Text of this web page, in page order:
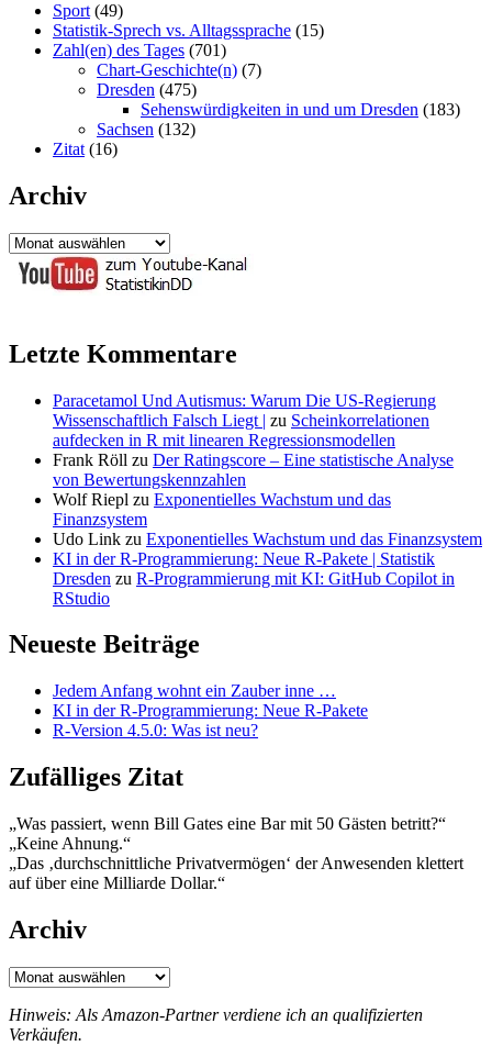
Sport (49)
Statistik-Sprech vs. Alltagssprache (15)
Zahl(en) des Tages (701)
Chart-Geschichte(n) (7)
Dresden (475)
Sehenswürdigkeiten in und um Dresden (183)
Sachsen (132)
Zitat (16)
Archiv
Archiv
Letzte Kommentare
Paracetamol Und Autismus: Warum Die US-Regierung
Wissenschaftlich Falsch Liegt | zu Scheinkorrelationen
aufdecken in R mit linearen Regressionsmodellen
Frank Röll zu Der Ratingscore – Eine statistische Analyse
von Bewertungskennzahlen
Wolf Riepl zu Exponentielles Wachstum und das
Finanzsystem
Udo Link zu Exponentielles Wachstum und das Finanzsystem
KI in der R-Programmierung: Neue R-Pakete | Statistik
Dresden zu R-Programmierung mit KI: GitHub Copilot in
RStudio
Neueste Beiträge
Jedem Anfang wohnt ein Zauber inne …
KI in der R-Programmierung: Neue R-Pakete
R-Version 4.5.0: Was ist neu?
Zufälliges Zitat
„Was passiert, wenn Bill Gates eine Bar mit 50 Gästen betritt?“
„Keine Ahnung.“
„Das ‚durchschnittliche Privatvermögen‘ der Anwesenden klettert
auf über eine Milliarde Dollar.“
Archiv
Archiv
Hinweis: Als Amazon-Partner verdiene ich an qualifizierten
Verkäufen.